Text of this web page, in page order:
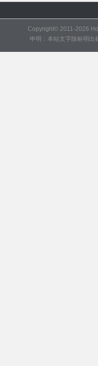
Copyright© 2011-2026
申明：本站文字除标明出